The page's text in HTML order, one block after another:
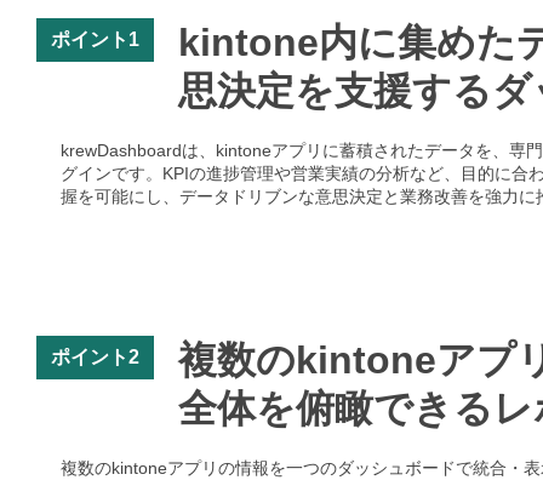
ポイント1
kintone内に集めた
思決定を支援する
krewDashboardは、kintoneアプリに蓄積されたデータを、専
グインです。KPIの進捗管理や営業実績の分析など、目的に
握を可能にし、データドリブンな意思決定と業務改善を強力に
ポイント2
複数のkintoneアプ
全体を俯瞰できる
複数のkintoneアプリの情報を一つのダッシュボードで統合・